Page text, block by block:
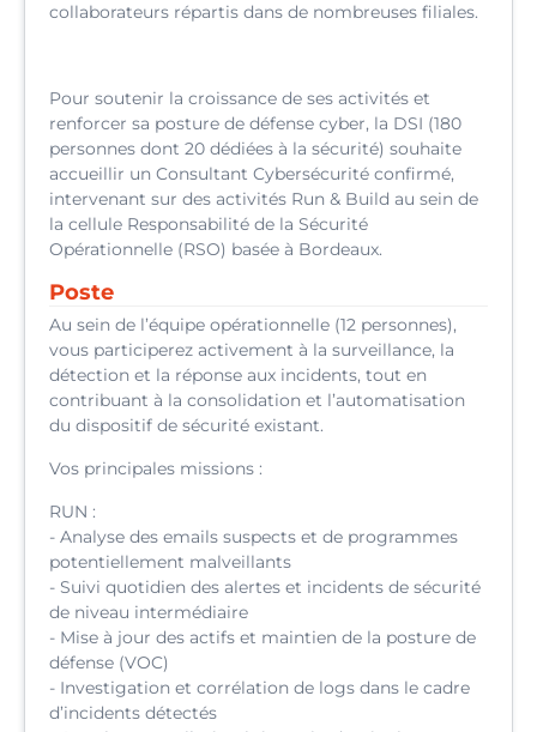
collaborateurs répartis dans de nombreuses filiales.
Pour soutenir la croissance de ses activités et
renforcer sa posture de défense cyber, la DSI (180
personnes dont 20 dédiées à la sécurité) souhaite
accueillir un Consultant Cybersécurité confirmé,
intervenant sur des activités Run & Build au sein de
la cellule Responsabilité de la Sécurité
Opérationnelle (RSO) basée à Bordeaux.
Poste
Au sein de l’équipe opérationnelle (12 personnes),
vous participerez activement à la surveillance, la
détection et la réponse aux incidents, tout en
contribuant à la consolidation et l’automatisation
du dispositif de sécurité existant.
Vos principales missions :
RUN :
- Analyse des emails suspects et de programmes
potentiellement malveillants
- Suivi quotidien des alertes et incidents de sécurité
de niveau intermédiaire
- Mise à jour des actifs et maintien de la posture de
défense (VOC)
- Investigation et corrélation de logs dans le cadre
d’incidents détectés